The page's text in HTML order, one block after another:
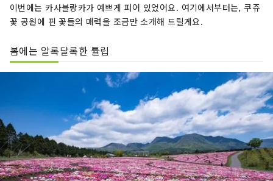
이번에는 카사블랑카가 예쁘게 피어 있었어요. 여기에서부터는, 쿠쥬
꽃 공원에 핀 꽃들의 매력을 조금만 소개해 드릴게요.
봄에는 알록달록한 튤립